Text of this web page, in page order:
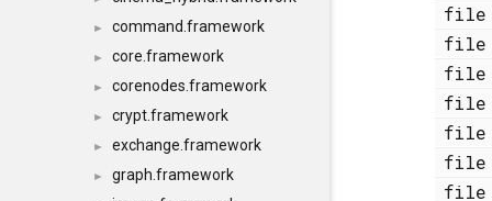
► command.framework
► core.framework
► corenodes.framework
► crypt.framework
► exchange.framework
► graph.framework